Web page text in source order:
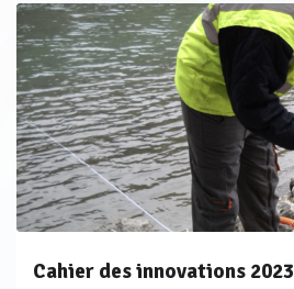
Cahier des innovations 2023